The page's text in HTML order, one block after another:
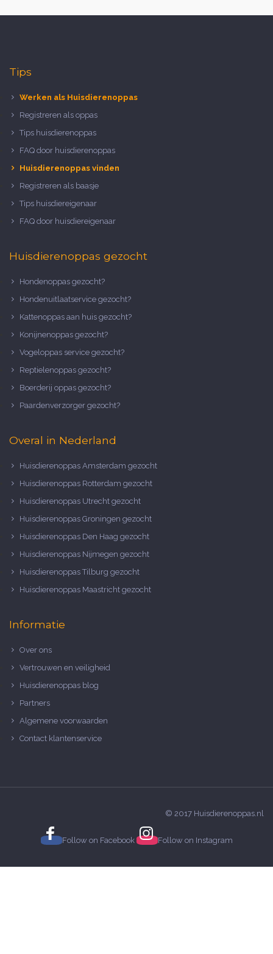
Tips
Werken als Huisdierenoppas
Registreren als oppas
Tips huisdierenoppas
FAQ door huisdierenoppas
Huisdierenoppas vinden
Registreren als baasje
Tips huisdiereigenaar
FAQ door huisdiereigenaar
Huisdierenoppas gezocht
Hondenoppas gezocht?
Hondenuitlaatservice gezocht?
Kattenoppas aan huis gezocht?
Konijnenoppas gezocht?
Vogeloppas service gezocht?
Reptielenoppas gezocht?
Boerderij oppas gezocht?
Paardenverzorger gezocht?
Overal in Nederland
Huisdierenoppas Amsterdam gezocht
Huisdierenoppas Rotterdam gezocht
Huisdierenoppas Utrecht gezocht
Huisdierenoppas Groningen gezocht
Huisdierenoppas Den Haag gezocht
Huisdierenoppas Nijmegen gezocht
Huisdierenoppas Tilburg gezocht
Huisdierenoppas Maastricht gezocht
Informatie
Over ons
Vertrouwen en veiligheid
Huisdierenoppas blog
Partners
Algemene voorwaarden
Contact klantenservice
© 2017 Huisdierenoppas.nl
Follow on Facebook Follow on Instagram